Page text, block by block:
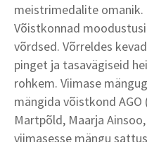
meistrimedalite omanik.
Võistkonnad
võrdsed. Võrreldes
pinget ja tasavägiseid
rohkem. Viimase
mängida võistkond AGO
Martpõld, Maarja
viimasesse mängu